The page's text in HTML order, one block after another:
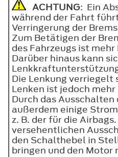
ACHTUNG: Ein
während der Fahrt
Verringerung der
Zum Betätigen der
des Fahrzeugs ist
Darüber hinaus kann
Die Lenkung verriegelt
Lenken ist jedoch
Durch das
außerdem einige
z. B. der für die
versehentlichen
den Schalthebel in
bringen und den Motor